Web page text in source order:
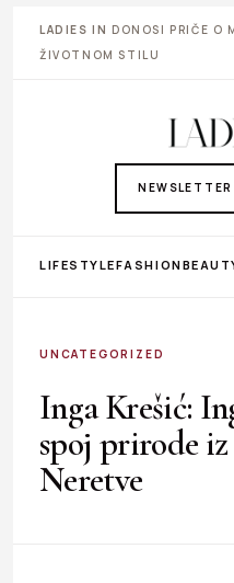
LADIES IN DONOSI PRIČE O
ŽIVOTNOM STILU
NEWSLETTER
LIFESTYLEFASHION
UNCATEGORIZED
Inga Krešić:
spoj prirode
Neretve